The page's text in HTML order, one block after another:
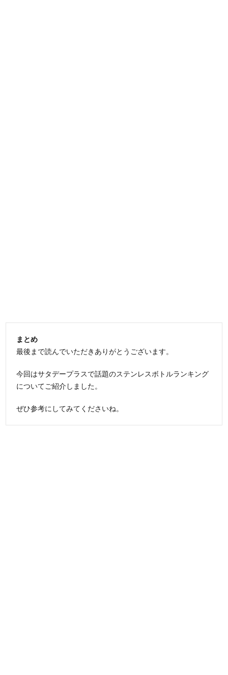
まとめ
最後まで読んでいただきありがとうございます。
今回はサタデープラスで話題のステンレスボトルランキング
についてご紹介しました。
ぜひ参考にしてみてくださいね。